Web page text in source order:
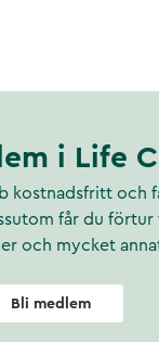
i Life
kostnadsfritt och
får du
och mycket
Bli medlem